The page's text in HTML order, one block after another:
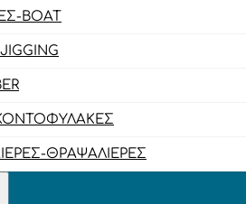
BOAT
ΘΡΑΨΑΛΙΈΡΕΣ